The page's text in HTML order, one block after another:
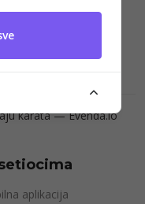
+381 63 173 3142
karata —Evenda.io
aplikacija